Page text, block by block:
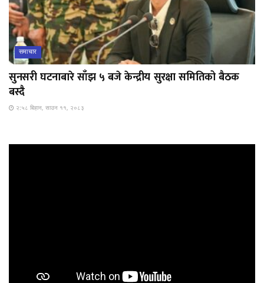
समाचार
सुनसरी घटनाबारे साँझ ५ बजे केन्द्रीय सुरक्षा समितिको बैठक
बस्दै
२:५८ बिहान, साउन ११, २०८३